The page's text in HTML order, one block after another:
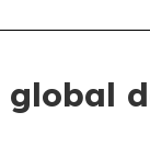
global